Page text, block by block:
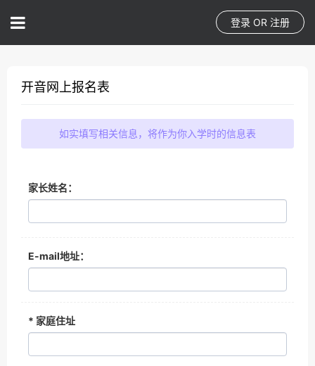
登录 OR 注册
开音网上报名表
如实填写相关信息，将作为你入学时的信息表
家长姓名：
E-mail地址：
* 家庭住址